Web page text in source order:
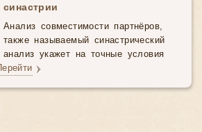
синастрии
Анализ совместимости партнёров,
также называемый синастрический
анализ укажет на точные условия
Перейти